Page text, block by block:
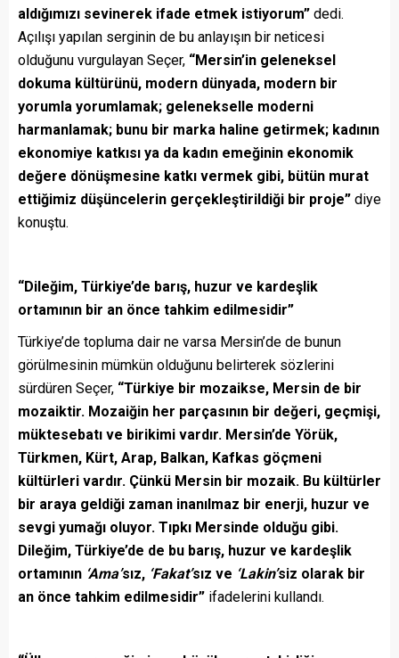
aldığımızı sevinerek ifade etmek istiyorum” dedi.
Açılışı yapılan serginin de bu anlayışın bir neticesi
olduğunu vurgulayan Seçer, “Mersin’in geleneksel
dokuma kültürünü, modern dünyada, modern bir
yorumla yorumlamak; gelenekselle moderni
harmanlamak; bunu bir marka haline getirmek; kadının
ekonomiye katkısı ya da kadın emeğinin ekonomik
değere dönüşmesine katkı vermek gibi, bütün murat
ettiğimiz düşüncelerin gerçekleştirildiği bir proje” diye
konuştu.
“Dileğim, Türkiye’de barış, huzur ve kardeşlik
ortamının bir an önce tahkim edilmesidir”
Türkiye’de topluma dair ne varsa Mersin’de de bunun
görülmesinin mümkün olduğunu belirterek sözlerini
sürdüren Seçer, “Türkiye bir mozaikse, Mersin de bir
mozaiktir. Mozaiğin her parçasının bir değeri, geçmişi,
müktesebatı ve birikimi vardır. Mersin’de Yörük,
Türkmen, Kürt, Arap, Balkan, Kafkas göçmeni
kültürleri vardır. Çünkü Mersin bir mozaik. Bu kültürler
bir araya geldiği zaman inanılmaz bir enerji, huzur ve
sevgi yumağı oluyor. Tıpkı Mersinde olduğu gibi.
Dileğim, Türkiye’de de bu barış, huzur ve kardeşlik
ortamının ‘Ama’sız, ‘Fakat’sız ve ‘Lakin’siz olarak bir
an önce tahkim edilmesidir” ifadelerini kullandı.